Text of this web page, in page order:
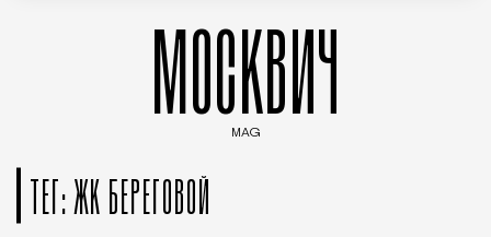
МОСКВИЧ
MAG
ТЕГ: ЖК БЕРЕГОВОЙ